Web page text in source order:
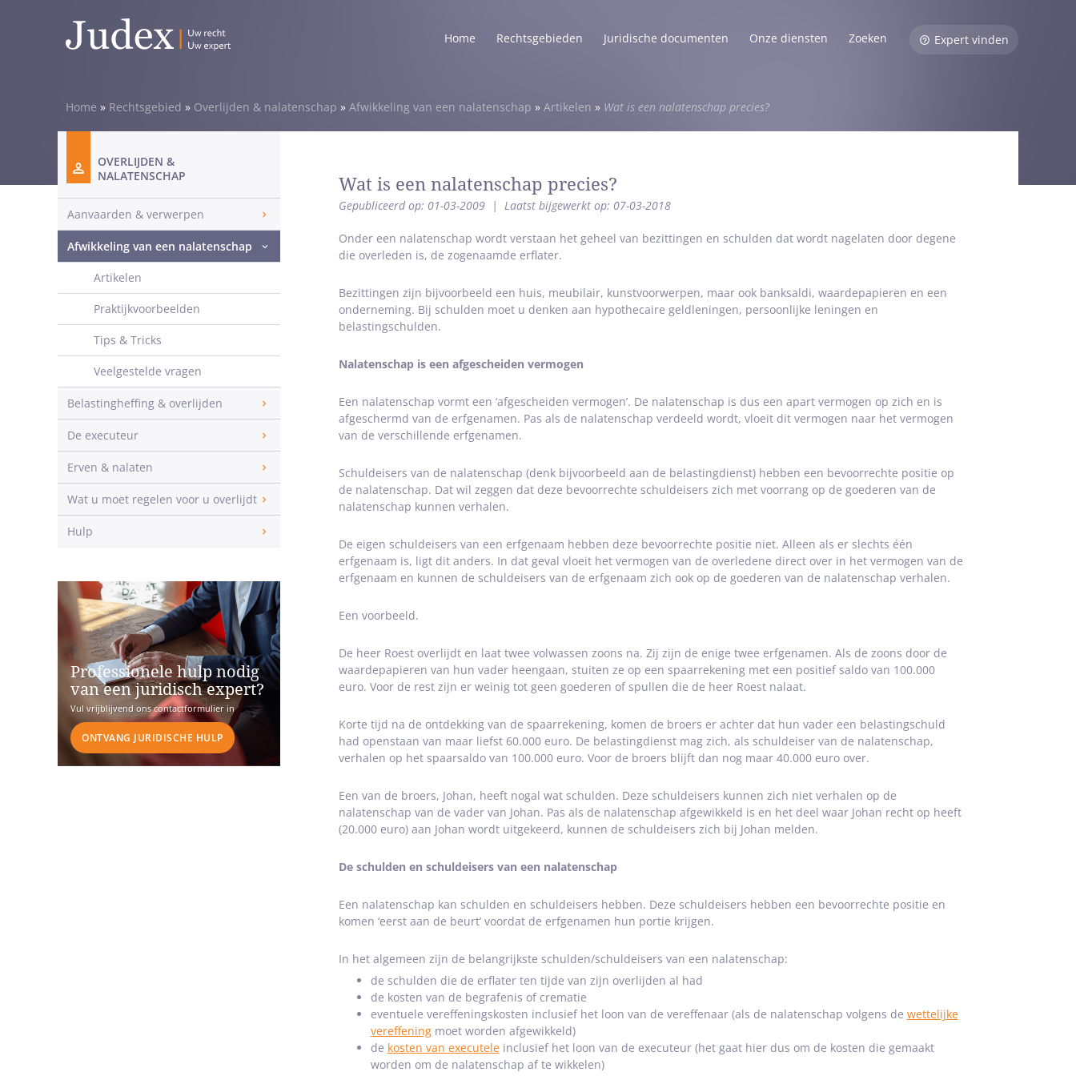
Home Rechtsgebieden Juridische documenten Onze diensten Zoeken Expert vinden
Home » Rechtsgebied » Overlijden & nalatenschap » Afwikkeling van een nalatenschap » Artikelen » Wat is een nalatenschap precies?
Wat is een nalatenschap precies?
Gepubliceerd op: 01-03-2009 | Laatst bijgewerkt op: 07-03-2018
Onder een nalatenschap wordt verstaan het geheel van bezittingen en schulden dat wordt nagelaten door degene
die overleden is, de zogenaamde erflater.
Bezittingen zijn bijvoorbeeld een huis, meubilair, kunstvoorwerpen, maar ook banksaldi, waardepapieren en een
onderneming. Bij schulden moet u denken aan hypothecaire geldleningen, persoonlijke leningen en
belastingschulden.
Nalatenschap is een afgescheiden vermogen
Een nalatenschap vormt een ‘afgescheiden vermogen’. De nalatenschap is dus een apart vermogen op zich en is
afgeschermd van de erfgenamen. Pas als de nalatenschap verdeeld wordt, vloeit dit vermogen naar het vermogen
van de verschillende erfgenamen.
Schuldeisers van de nalatenschap (denk bijvoorbeeld aan de belastingdienst) hebben een bevoorrechte positie op
de nalatenschap. Dat wil zeggen dat deze bevoorrechte schuldeisers zich met voorrang op de goederen van de
nalatenschap kunnen verhalen.
De eigen schuldeisers van een erfgenaam hebben deze bevoorrechte positie niet. Alleen als er slechts één
erfgenaam is, ligt dit anders. In dat geval vloeit het vermogen van de overledene direct over in het vermogen van de
erfgenaam en kunnen de schuldeisers van de erfgenaam zich ook op de goederen van de nalatenschap verhalen.
Een voorbeeld.
De heer Roest overlijdt en laat twee volwassen zoons na. Zij zijn de enige twee erfgenamen. Als de zoons door de
waardepapieren van hun vader heengaan, stuiten ze op een spaarrekening met een positief saldo van 100.000
euro. Voor de rest zijn er weinig tot geen goederen of spullen die de heer Roest nalaat.
Korte tijd na de ontdekking van de spaarrekening, komen de broers er achter dat hun vader een belastingschuld
had openstaan van maar liefst 60.000 euro. De belastingdienst mag zich, als schuldeiser van de nalatenschap,
verhalen op het spaarsaldo van 100.000 euro. Voor de broers blijft dan nog maar 40.000 euro over.
Een van de broers, Johan, heeft nogal wat schulden. Deze schuldeisers kunnen zich niet verhalen op de
nalatenschap van de vader van Johan. Pas als de nalatenschap afgewikkeld is en het deel waar Johan recht op heeft
(20.000 euro) aan Johan wordt uitgekeerd, kunnen de schuldeisers zich bij Johan melden.
De schulden en schuldeisers van een nalatenschap
Een nalatenschap kan schulden en schuldeisers hebben. Deze schuldeisers hebben een bevoorrechte positie en
komen ‘eerst aan de beurt’ voordat de erfgenamen hun portie krijgen.
In het algemeen zijn de belangrijkste schulden/schuldeisers van een nalatenschap:
de schulden die de erflater ten tijde van zijn overlijden al had
de kosten van de begrafenis of crematie
eventuele vereffeningskosten inclusief het loon van de vereffenaar (als de nalatenschap volgens de wettelijke
vereffeningmoet worden afgewikkeld)
de kosten van executeleinclusief het loon van de executeur (het gaat hier dus om de kosten die gemaakt
worden om de nalatenschap af te wikkelen)
OVERLIJDEN &
NALATENSCHAP
Aanvaarden & verwerpen
Afwikkeling van een nalatenschap
Artikelen
Praktijkvoorbeelden
Tips & Tricks
Veelgestelde vragen
Belastingheffing & overlijden
De executeur
Erven & nalaten
Wat u moet regelen voor u overlijdt
Hulp
Professionele hulp nodig
van een juridisch expert?
Vul vrijblijvend ons contactformulier in
ONTVANG JURIDISCHE HULP